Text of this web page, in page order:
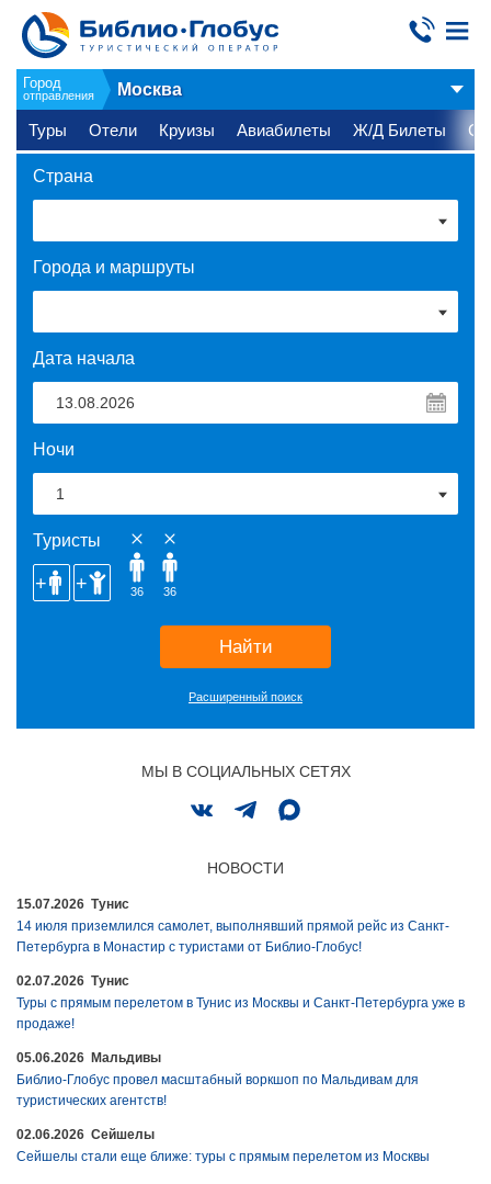
Город
отправления Москва
Туры Отели Круизы Авиабилеты Ж/Д Билеты
Страна
Города и маршруты
Дата начала
Ночи
Туристы
36 36
Найти
Расширенный поиск
МЫ В СОЦИАЛЬНЫХ СЕТЯХ
НОВОСТИ
15.07.2026 Тунис
14 июля приземлился самолет, выполнявший прямой рейс из Санкт-
Петербурга в Монастир с туристами от Библио-Глобус!
02.07.2026 Тунис
Туры с прямым перелетом в Тунис из Москвы и Санкт-Петербурга уже в
продаже!
05.06.2026 Мальдивы
Библио-Глобус провел масштабный воркшоп по Мальдивам для
туристических агентств!
02.06.2026 Сейшелы
Сейшелы стали еще ближе: туры с прямым перелетом из Москвы